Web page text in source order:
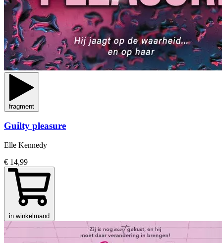
fragment
Guilty pleasure
Elle Kennedy
€ 14,99
in winkelmand